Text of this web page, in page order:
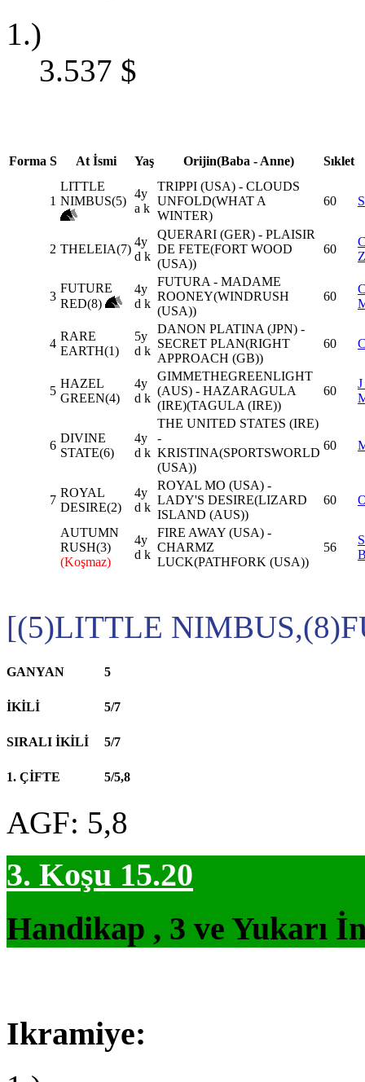
1.)
3.537 $
Forma S At İsmi Yaş Orijin(Baba - Anne) Sıklet
1
LITTLE
NIMBUS(5)
4y
a k
TRIPPI (USA) - CLOUDS
UNFOLD(WHAT A
WINTER)
60
2 THELEIA(7)
4y
d k
QUERARI (GER) - PLAISIR
DE FETE(FORT WOOD
(USA))
60
3
FUTURE
RED(8)
4y
d k
FUTURA - MADAME
ROONEY(WINDRUSH
(USA))
60
4
RARE
EARTH(1)
5y
d k
DANON PLATINA (JPN) -
SECRET PLAN(RIGHT
APPROACH (GB))
60
5
HAZEL
GREEN(4)
4y
d k
GIMMETHEGREENLIGHT
(AUS) - HAZARAGULA
(IRE)(TAGULA (IRE))
60
6
DIVINE
STATE(6)
4y
d k
THE UNITED STATES (IRE)
-
KRISTINA(SPORTSWORLD
(USA))
60
7
ROYAL
DESIRE(2)
4y
d k
ROYAL MO (USA) -
LADY'S DESIRE(LIZARD
ISLAND (AUS))
60
AUTUMN
RUSH(3)
(Koşmaz)
4y
d k
FIRE AWAY (USA) -
CHARMZ
LUCK(PATHFORK (USA))
56
S
[(5)LITTLE
GANYAN 5
İKİLİ 5/7
SIRALI İKİLİ 5/7
1. ÇİFTE 5/5,8
AGF: 5,8
3. Koşu 15.20
Handikap , 3 ve Yukarı
Ikramiye: